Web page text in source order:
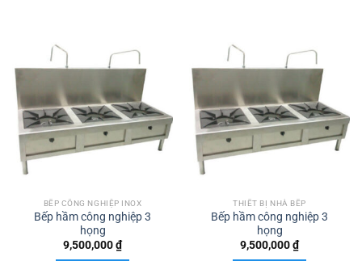
BẾP CÔNG NGHIỆP INOX
Bếp hầm công nghiệp 3
họng
9,500,000₫
THIẾT BỊ NHÀ BẾP
Bếp hầm công nghiệp 3
họng
9,500,000₫